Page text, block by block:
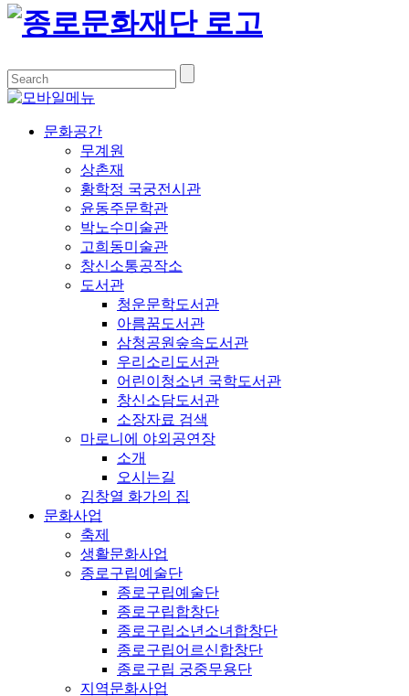
문화공간
무계원
상촌재
황학정 국궁전시관
윤동주문학관
박노수미술관
고희동미술관
창신소통공작소
도서관
청운문학도서관
아름꿈도서관
삼청공원숲속도서관
우리소리도서관
어린이청소년 국학도서관
창신소담도서관
소장자료 검색
마로니에 야외공연장
소개
오시는길
김창열 화가의 집
문화사업
축제
생활문화사업
종로구립예술단
종로구립예술단
종로구립합창단
종로구립소년소녀합창단
종로구립어르신합창단
종로구립 궁중무용단
지역문화사업